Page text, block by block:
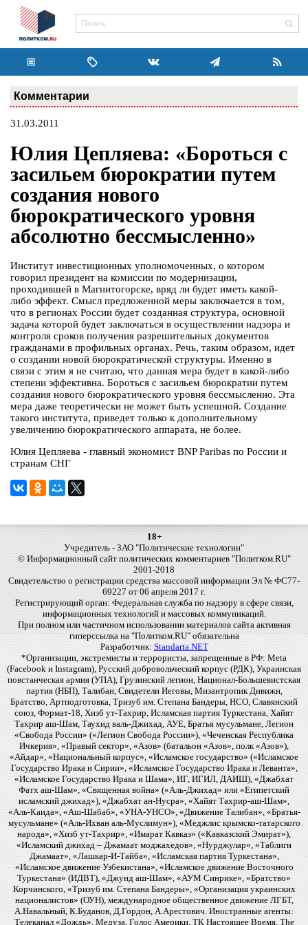
Комментарии
31.03.2011
Юлия Цепляева: «Бороться с
засильем бюрократии путем
создания нового
бюрократического уровня
абсолютно бессмысленно»
Институт инвестиционных уполномоченных, о котором
говорил президент на комиссии по модернизации,
проходившей в Магнитогорске, вряд ли будет иметь какой-
либо эффект. Смысл предложенной меры заключается в том,
что в регионах России будет созданная структура, основной
задача которой будет заключаться в осуществлении надзора и
контроля сроков получения разрешительных документов
гражданами в профильных органах. Речь, таким образом, идет
о создании новой бюрократической структуры. Именно в
связи с этим я не считаю, что данная мера будет в какой-либо
степени эффективна. Бороться с засильем бюрократии путем
создания нового бюрократического уровня бессмысленно. Эта
мера даже теоретически не может быть успешной. Создание
такого института, приведет только к дополнительному
увеличению бюрократического аппарата, не более.
Юлия Цепляева - главный экономист BNP Paribas по России и
странам СНГ
18+
Учредитель - ЗАО "Политические технологии"
© Информационный сайт политических комментариев "Политком.RU"
2001-2018
Свидетельство о регистрации средства массовой информации Эл № ФС77-
69227 от 06 апреля 2017 г.
Регистрирующий орган: Федеральная служба по надзору в сфере связи,
информационных технологий и массовых коммуникаций.
При полном или частичном использовании материалов сайта активная
гиперссылка на "Политком.RU" обязательна
Разработчик: Standarta.NET
*Организации, экстремисты и террористы, запрещенные в РФ: Meta
(Facebook и Instagram), Русский добровольческий корпус (РДК), Украинская
повстанческая армия (УПА), Грузинский легион, Национал-Большевистская
партия (НБП), Талибан, Свидетели Иеговы, Мизантропик Дивижн,
Братство, Артподготовка, Тризуб им. Степана Бандеры, НСО, Славянский
союз, Формат-18, Хизб ут-Тахрир, Исламская партия Туркестана, Хайят
Тахрир аш-Шам, Таухид валь-Джихад, АУЕ, Братья мусульмане, Легион
«Свобода России» («Легион Свобода России»), «Чеченская Республика
Ичкерия», «Правый сектор», «Азов» (батальон «Азов», полк «Азов»),
«Айдар», «Национальный корпус», «Исламское государство» («Исламское
Государство Ирака и Сирии», «Исламское Государство Ирака и Леванта»,
«Исламское Государство Ирака и Шама», ИГ, ИГИЛ, ДАИШ), «Джабхат
Фатх аш-Шам», «Священная война» («Аль-Джихад» или «Египетский
исламский джихад»), «Джабхат ан-Нусра», «Хайят Тахрир-аш-Шам»,
«Аль-Каида», «Аш-Шабаб», «УНА-УНСО», «Движение Талибан», «Братья-
мусульмане» («Аль-Ихван аль-Муслимун»), «Меджлис крымско-татарского
народа», «Хизб ут-Тахрир», «Имарат Кавказ» («Кавказский Эмират»),
«Исламский джихад – Джамаат моджахедов», «Нурджулар», «Таблиги
Джамаат», «Лашкар-И-Тайба», «Исламская партия Туркестана»,
«Исламское движение Узбекистана», «Исламское движение Восточного
Туркестана» (ИДВТ), «Джунд аш-Шам», «АУМ Синрике», «Братство»
Корчинского, «Тризуб им. Степана Бандеры», «Организация украинских
националистов» (ОУН), международное общественное движение ЛГБТ,
А.Навальный, К.Буданов, Д.Гордон, А.Арестович. Иностранные агенты:
Телеканал «Дождь», Медуза, Голос Америки, ТК Настоящее Время, The